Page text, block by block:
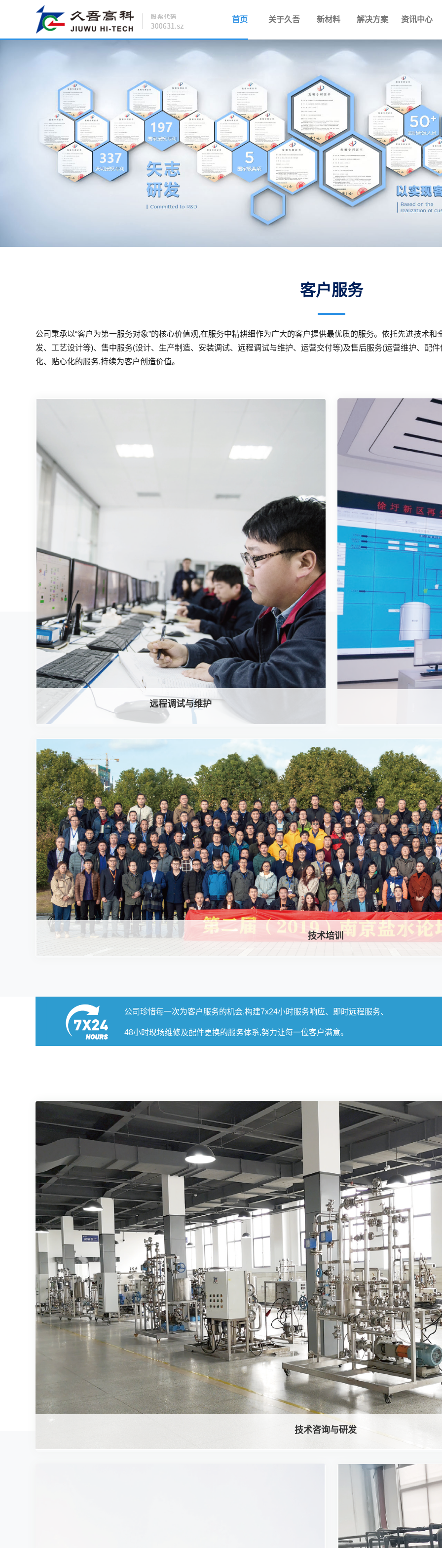
首页 关于久吾 新材料 解决方案 资讯中心
客户服务
公司秉承以“客户为第一服务对象”的核心价值观,在服务中精耕细作为广大的客户提供最优质的服务。依托先进技术
发、工艺设计等)、售中服务(设计、生产制造、安装调试、远程调试与维护、运营交付等)及售后服务(运营维护、配
化、贴心化的服务,持续为客户创造价值。
远程调试与维护
技术培训
公司珍惜每一次为客户服务的机会,构建7x24小时服务响应、即时远程服务、
48小时现场维修及配件更换的服务体系,努力让每一位客户满意。
技术咨询与研发